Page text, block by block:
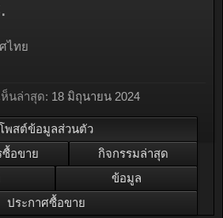
.
ไทย
นล่าสุด: 18 มิถุนายน 2024
พสต์ข้อมูลส่วนตัว
ซื้อขาย
กิจกรรมล่าสุด
ข้อมูล
ประกาศซื้อขาย